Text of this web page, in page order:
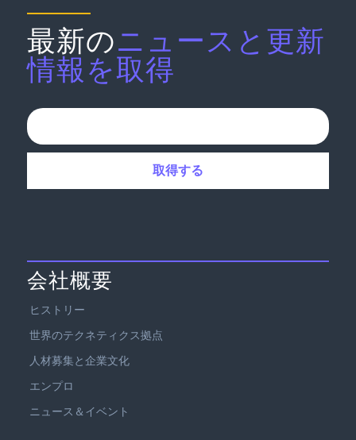
最新のニュースと更新
情報を取得
会社概要
ヒストリー
世界のテクネティクス拠点
人材募集と企業文化
エンプロ
ニュース＆イベント